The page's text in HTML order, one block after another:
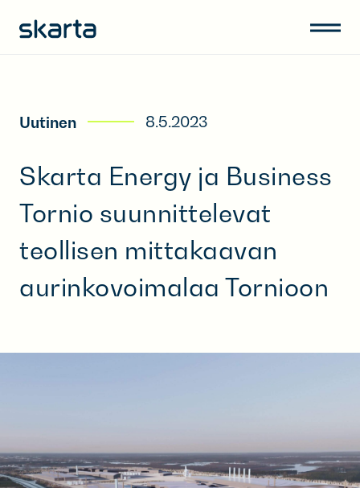
Uutinen 8.5.2023
Skarta Energy ja Business
Tornio suunnittelevat
teollisen mittakaavan
aurinkovoimalaa Tornioon